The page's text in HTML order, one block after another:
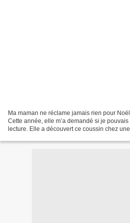
Ma maman ne réclame jamais rien pour
Cette année, elle m’a demandé si je
lecture. Elle a découvert ce coussin chez